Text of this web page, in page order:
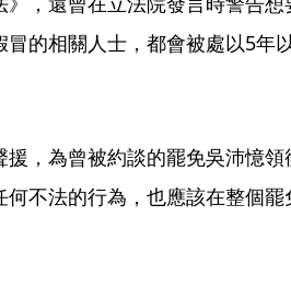
的相關人士，都會被處以5年
，為曾被約談的罷免吳沛憶領
不法的行為，也應該在整個